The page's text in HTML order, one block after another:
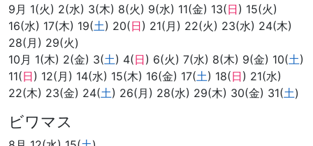
9月 1(火) 2(水) 3(木) 8(火) 9(水) 11(金) 13(日) 15(火)
16(水) 17(木) 19(土) 20(日) 21(月) 22(火) 23(水) 24(木)
28(月) 29(火)
10月 1(木) 2(金) 3(土) 4(日) 6(火) 7(水) 8(木) 9(金) 10(土)
11(日) 12(月) 14(水) 15(木) 16(金) 17(土) 18(日) 21(水)
22(木) 23(金) 24(土) 26(月) 28(水) 29(木) 30(金) 31(土)
ビワマス